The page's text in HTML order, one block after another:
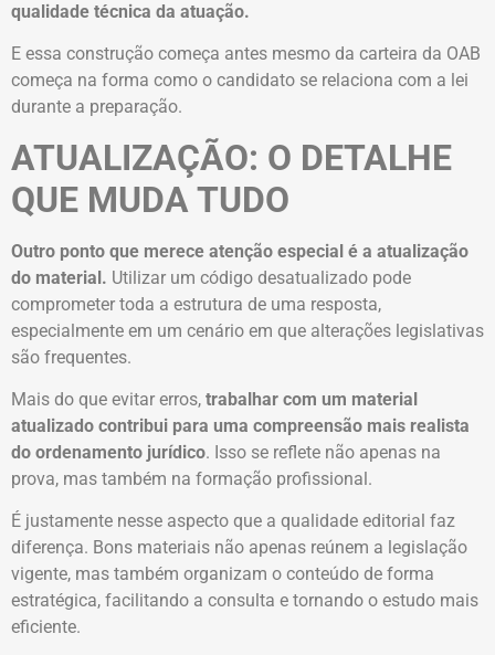
qualidade técnica da atuação.
E essa construção começa antes mesmo da carteira da OAB
começa na forma como o candidato se relaciona com a lei
durante a preparação.
ATUALIZAÇÃO: O DETALHE
QUE MUDA TUDO
Outro ponto que merece atenção especial é a atualização
do material. Utilizar um código desatualizado pode
comprometer toda a estrutura de uma resposta,
especialmente em um cenário em que alterações legislativas
são frequentes.
Mais do que evitar erros, trabalhar com um material
atualizado contribui para uma compreensão mais realista
do ordenamento jurídico. Isso se reflete não apenas na
prova, mas também na formação profissional.
É justamente nesse aspecto que a qualidade editorial faz
diferença. Bons materiais não apenas reúnem a legislação
vigente, mas também organizam o conteúdo de forma
estratégica, facilitando a consulta e tornando o estudo mais
eficiente.